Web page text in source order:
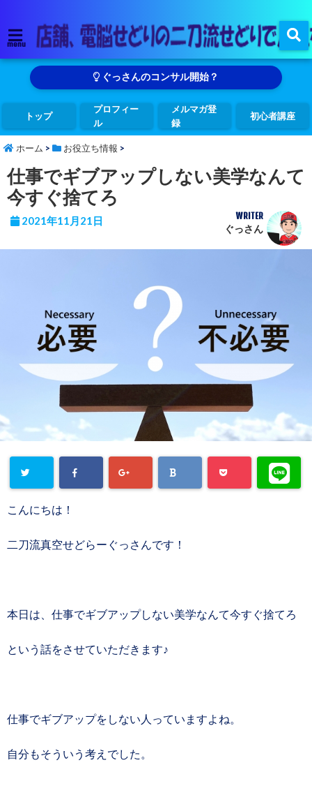
menu
ぐっさんのコンサル開始？
トップ
プロフィー
ル
メルマガ登
録
初心者講座
ホーム > お役立ち情報 >
仕事でギブアップしない美学なんて
今すぐ捨てろ
2021年11月21日 WRITER
ぐっさん
こんにちは！
二刀流真空せどらーぐっさんです！
本日は、仕事でギブアップしない美学なんて今すぐ捨てろ
という話をさせていただきます♪
仕事でギブアップをしない人っていますよね。
自分もそういう考えでした。